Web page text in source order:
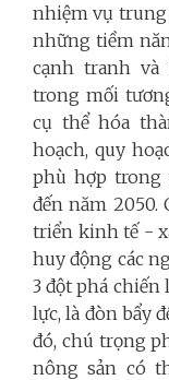
nhiệm vụ trung
những tiềm
cạnh tranh và
trong mối
cụ thể hóa
hoạch, quy
phù hợp trong
đến năm
triển kinh tế -
huy động các
3 đột phá chiến
lực, là đòn bẩy
đó, chú trọng
nông sản có